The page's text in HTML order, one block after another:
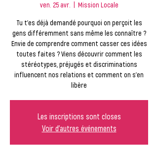
ven. 25 avr. Mission Locale
Tu t’es déjà demandé pourquoi on perçoit les
gens différemment sans même les connaître ?
Envie de comprendre comment casser ces idées
toutes faites ? Viens découvrir comment les
stéréotypes, préjugés et discriminations
influencent nos relations et comment on s'en
libère
Les inscriptions sont closes
Voir d'autres événements